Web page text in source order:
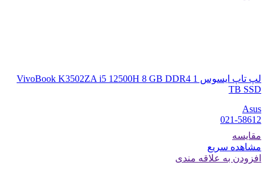
لپ تاپ ایسوس VivoBook K3502ZA i5 12500H 8 GB DDR4 1
TB SSD
Asus
021-58612
مقایسه
مشاهده سریع
افزودن به علاقه مندی